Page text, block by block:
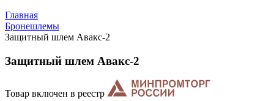
Главная
Бронешлемы
Защитный шлем Авакс-2
Защитный шлем Авакс-2
Товар включен в реестр